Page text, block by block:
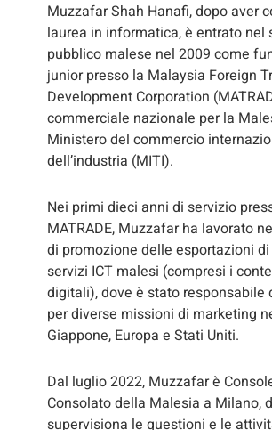
Muzzafar Shah Hanafi, dopo aver
laurea in informatica, è entrato nel
pubblico malese nel 2009 come
junior presso la Malaysia Foreign
Development Corporation
commerciale nazionale per la
Ministero del commercio
dell’industria (MITI).
Nei primi dieci anni di servizio
MATRADE, Muzzafar ha lavorato
di promozione delle esportazioni
servizi ICT malesi (compresi i
digitali), dove è stato responsabile
per diverse missioni di marketing
Giappone, Europa e Stati Uniti.
Dal luglio 2022, Muzzafar è
Consolato della Malesia a Milano,
supervisiona le questioni e le